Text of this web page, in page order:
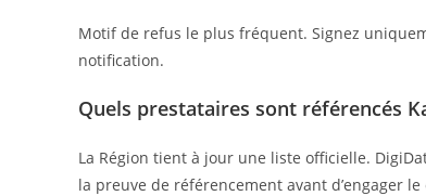
Motif de refus le plus fréquent. Signez
notification.
Quels prestataires sont référencés
La Région tient à jour une liste officielle.
la preuve de référencement avant d’engager